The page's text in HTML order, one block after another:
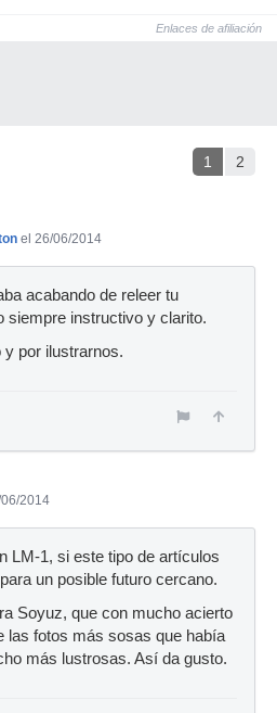
Enlaces de afiliación
1 2
el 26/06/2014
acabando de releer tu
siempre instructivo y clarito.
por ilustrarnos.
2014
LM-1, si este tipo de artículos
un posible futuro cercano.
Soyuz, que con mucho acierto
las fotos más sosas que había
más lustrosas. Así da gusto.